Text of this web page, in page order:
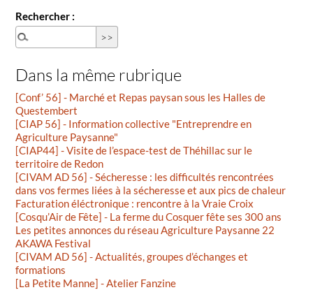
Rechercher :
Dans la même rubrique
[Conf’ 56] - Marché et Repas paysan sous les Halles de
Questembert
[CIAP 56] - Information collective "Entreprendre en
Agriculture Paysanne"
[CIAP44] - Visite de l’espace-test de Théhillac sur le
territoire de Redon
[CIVAM AD 56] - Sécheresse : les difficultés rencontrées
dans vos fermes liées à la sécheresse et aux pics de chaleur
Facturation éléctronique : rencontre à la Vraie Croix
[Cosqu’Air de Fête] - La ferme du Cosquer fête ses 300 ans
Les petites annonces du réseau Agriculture Paysanne 22
AKAWA Festival
[CIVAM AD 56] - Actualités, groupes d’échanges et
formations
[La Petite Manne] - Atelier Fanzine